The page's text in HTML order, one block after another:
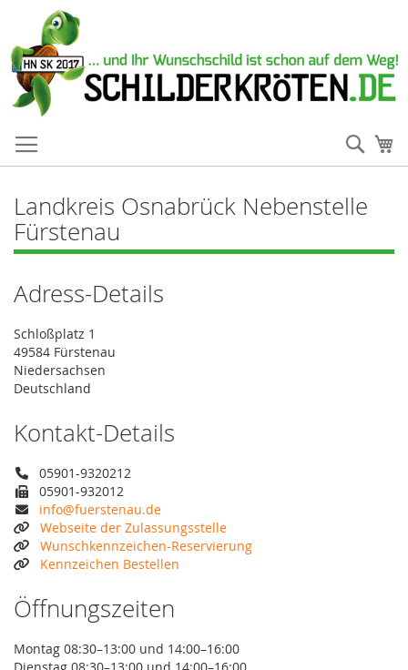
Landkreis Osnabrück Nebenstelle
Fürstenau
Adress-Details
Schloßplatz 1
49584 Fürstenau
Niedersachsen
Deutschland
Kontakt-Details
05901-9320212
05901-932012
info@fuerstenau.de
Webseite der Zulassungsstelle
Wunschkennzeichen-Reservierung
Kennzeichen Bestellen
Öffnungszeiten
Montag 08:30–13:00 und 14:00–16:00
Dienstag 08:30–13:00 und 14:00–16:00